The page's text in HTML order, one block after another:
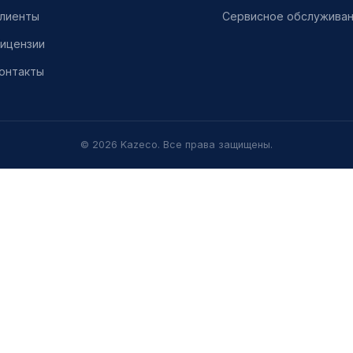
Сервисное
© 2026 Kazeco. Все права защищены.